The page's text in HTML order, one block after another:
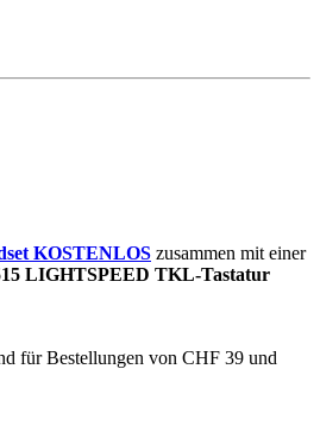
KOSTENLOS zusammen mit einer
LIGHTSPEED TKL-Tastatur
für Bestellungen von CHF 39 und